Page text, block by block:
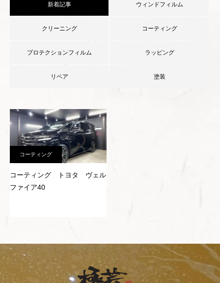
新着記事 ウィンドフィルム
クリーニング コーティング
プロテクションフィルム ラッピング
リペア 塗装
コーティング
コーティング トヨタ ヴェル
ファイア40